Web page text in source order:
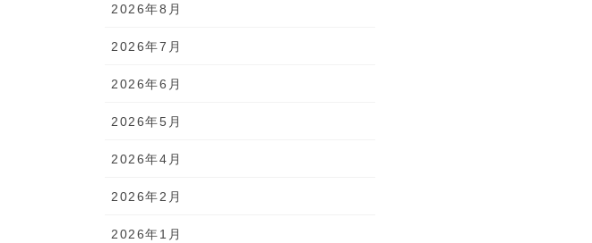
2026年8月
2026年7月
2026年6月
2026年5月
2026年4月
2026年2月
2026年1月